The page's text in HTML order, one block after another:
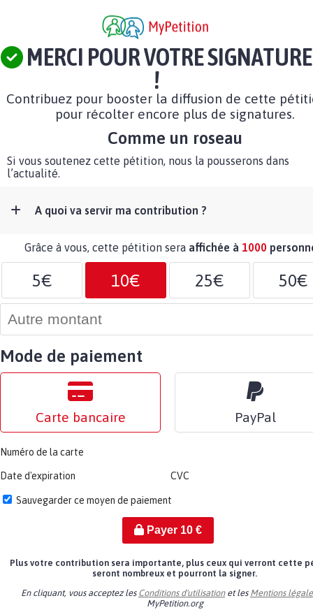
MERCI POUR VOTRE SIGNATURE
!
Contribuez pour booster la diffusion de cette
pour récolter encore plus de signatures.
Comme un roseau
Si vous soutenez cette pétition, nous la pousserons dans
l’actualité.
A quoi va servir ma contribution ?
Grâce à vous, cette pétition sera affichée à 1000
5€ 10€ 25€ 50€
Mode de paiement
Carte bancaire PayPal
Numéro de la carte
Date d'expiration CVC
Sauvegarder ce moyen de paiement
Payer 10€
Plus votre contribution sera importante, plus ceux qui verront cette
seront nombreux et pourront la signer.
En cliquant, vous acceptez les Conditions d'utilisationet les Mentions
MyPetition.org